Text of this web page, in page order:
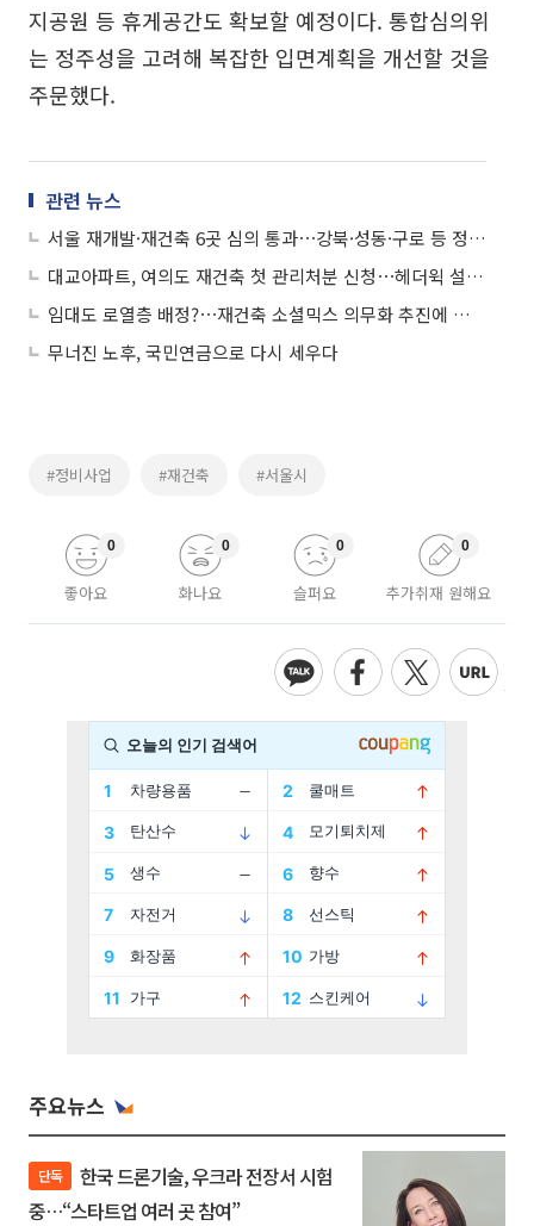
지공원 등 휴게공간도 확보할 예정이다. 통합심의위
는 정주성을 고려해 복잡한 입면계획을 개선할 것을
주문했다.
관련 뉴스
서울 재개발·재건축 6곳 심의 통과⋯강북·성동·구로 등 정비사업 속도
대교아파트, 여의도 재건축 첫 관리처분 신청⋯헤더윅 설계 공개
임대도 로열층 배정?⋯재건축 소셜믹스 의무화 추진에 갈등 재점화 우려
무너진 노후, 국민연금으로 다시 세우다
#정비사업 #재건축 #서울시
좋아요
0
화나요
0
슬퍼요
0
추가취재 원해요
0
주요뉴스
단독
중…“스타트업 여러 곳 참여”